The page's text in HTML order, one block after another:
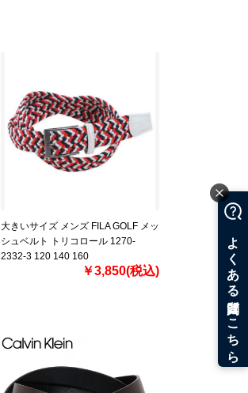
大きいサイズ メンズ FILA GOLF メッ
シュベルト トリコロール 1270-
2332-3 120 140 160
￥3,850(税込)